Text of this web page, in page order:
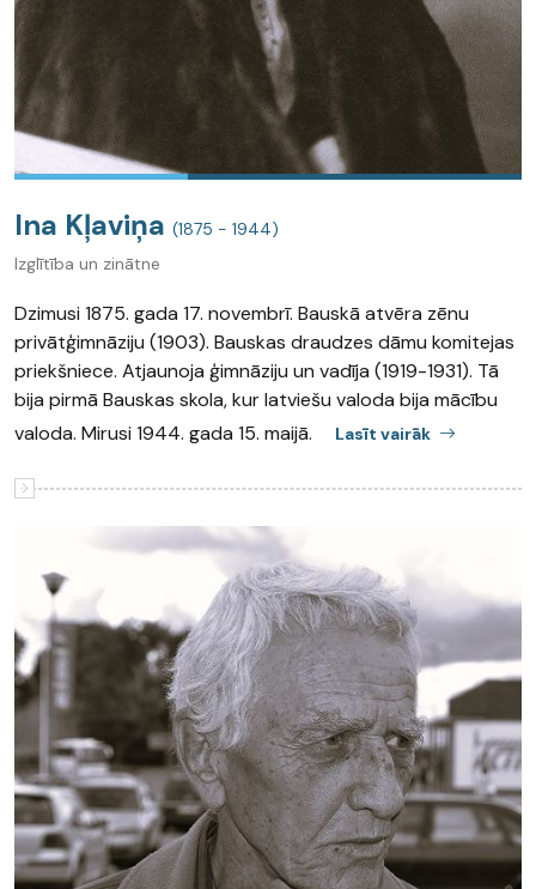
Ina Kļaviņa (1875 - 1944)
Izglītība un zinātne
Dzimusi 1875. gada 17. novembrī. Bauskā atvēra zēnu
privātģimnāziju (1903). Bauskas draudzes dāmu komitejas
priekšniece. Atjaunoja ģimnāziju un vadīja (1919-1931). Tā
bija pirmā Bauskas skola, kur latviešu valoda bija mācību
valoda. Mirusi 1944. gada 15. maijā.
Lasīt vairāk